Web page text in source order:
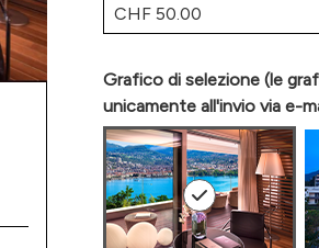
Grafico di selezione (le
unicamente all'invio via e-